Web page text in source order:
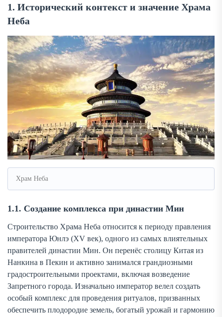
1. Исторический контекст и значение Храма
Неба
Храм Неба
1.1. Создание комплекса при династии Мин
Строительство Храма Неба относится к периоду правления
императора Юнлэ (XV век), одного из самых влиятельных
правителей династии Мин. Он перенёс столицу Китая из
Нанкина в Пекин и активно занимался грандиозными
градостроительными проектами, включая возведение
Запретного города. Изначально император велел создать
особый комплекс для проведения ритуалов, призванных
обеспечить плодородие земель, богатый урожай и гармонию